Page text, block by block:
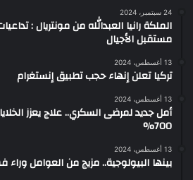
24 سبتمبر، 2024
الملكة رانيا العبدالله من مونتريال :
مستقبل الأجيال
13 أغسطس، 2024
تركيا تعلن إنهاء حجب تطبيق إنستغرام
13 أغسطس، 2024
أمل جديد لمرضى السكري.. علاج يعزز
700%
13 أغسطس، 2024
بينها البيولوجية.. مزيج من العوامل